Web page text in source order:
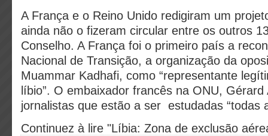
A França e o Reino Unido redigiram um
ainda não o fizeram circular entre os outros
Conselho. A França foi o primeiro país a
Nacional de Transição, a organização da
Muammar Kadhafi, como “representante
líbio”. O embaixador francês na ONU,
jornalistas que estão a ser estudadas “todas
Continuez à lire "Líbia: Zona de exclusão